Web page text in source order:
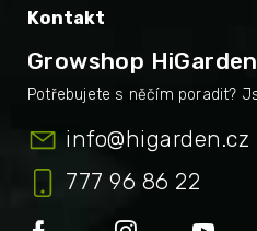
Kontakt
Growshop HiGarden
info@higarden.cz
777 96 86 22